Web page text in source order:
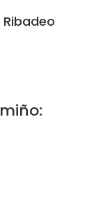
Ribadeo